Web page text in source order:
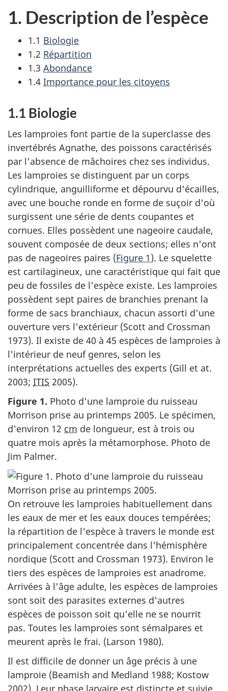
1. Description de l’espèce
1.1 Biologie
1.2 Répartition
1.3 Abondance
1.4 Importance pour les citoyens
1.1 Biologie
Les lamproies font partie de la superclasse des
invertébrés Agnathe, des poissons caractérisés
par l'absence de mâchoires chez ses individus.
Les lamproies se distinguent par un corps
cylindrique, anguilliforme et dépourvu d'écailles,
avec une bouche ronde en forme de suçoir d'où
surgissent une série de dents coupantes et
cornues. Elles possèdent une nageoire caudale,
souvent composée de deux sections; elles n'ont
pas de nageoires paires (Figure 1). Le squelette
est cartilagineux, une caractéristique qui fait que
peu de fossiles de l'espèce existe. Les lamproies
possèdent sept paires de branchies prenant la
forme de sacs branchiaux, chacun assorti d'une
ouverture vers l'extérieur (Scott and Crossman
1973). Il existe de 40 à 45 espèces de lamproies à
l'intérieur de neuf genres, selon les
interprétations actuelles des experts (Gill et at.
2003; ITIS 2005).
Figure 1. Photo d'une lamproie du ruisseau
Morrison prise au printemps 2005. Le spécimen,
d'environ 12 cm de longueur, est à trois ou
quatre mois après la métamorphose. Photo de
Jim Palmer.
On retrouve les lamproies habituellement dans
les eaux de mer et les eaux douces tempérées;
la répartition de l'espèce à travers le monde est
principalement concentrée dans l'hémisphère
nordique (Scott and Crossman 1973). Environ le
tiers des espèces de lamproies est anadrome.
Arrivées à l'âge adulte, les espèces de lamproies
sont soit des parasites externes d'autres
espèces de poisson soit qu'elle ne se nourrit
pas. Toutes les lamproies sont sémalpares et
meurent après le frai. (Larson 1980).
Il est difficile de donner un âge précis à une
lamproie (Beamish and Medland 1988; Kostow
2002). Leur phase larvaire est distincte et suivie